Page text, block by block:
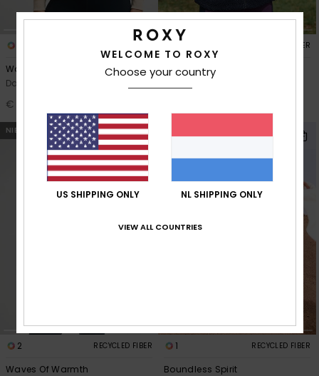
Waves Of Warmth Half Zip
Dames Beige Sporttrui
€ 65,00
RECYCLED FIBER
Boundless Spirit 2
€ 70,00
NIEUW
2 RECYCLED FIBER
Waves Of Warmth
1 RECYCLED FIBER
Boundless Spirit
WELCOME TO ROXY
Choose your country
US SHIPPING ONLY NL SHIPPING ONLY
VIEW ALL COUNTRIES